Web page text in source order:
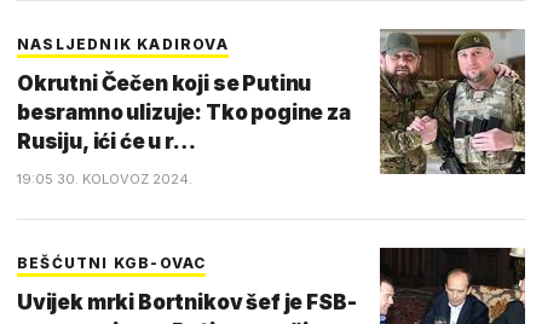
NASLJEDNIK KADIROVA
Okrutni Čečen koji se Putinu
besramno ulizuje: Tko pogine za
Rusiju, ići će u r…
19:05 30. KOLOVOZ 2024.
BEŠĆUTNI KGB-OVAC
Uvijek mrki Bortnikov šef je FSB-